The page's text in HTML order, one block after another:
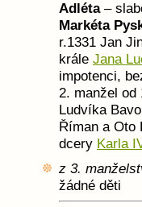
Adléta–
Markéta
r.1331 Jan
krále Jana
impotenci,
2. manžel od
Ludvíka
Říman a Oto
dcery Karla
z 3.
žádné děti